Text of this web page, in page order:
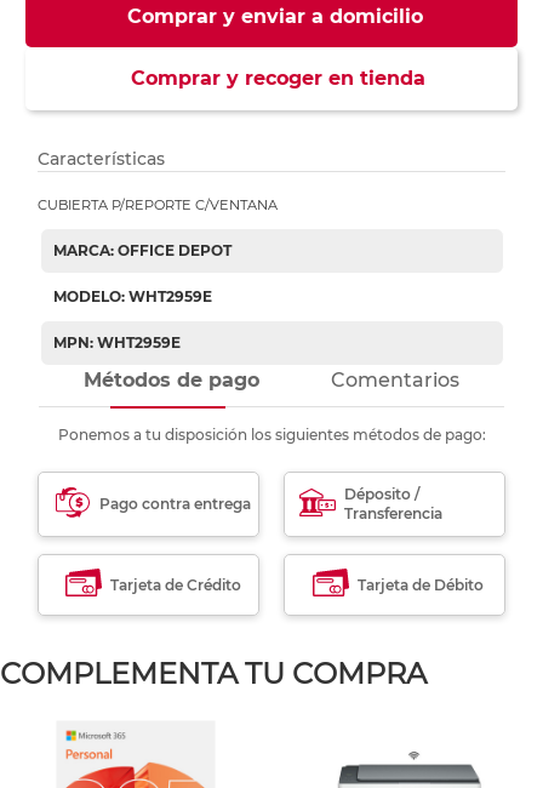
Comprar y enviar a domicilio
Comprar y recoger en tienda
Características
CUBIERTA P/REPORTE C/VENTANA
MARCA: OFFICE DEPOT
MODELO: WHT2959E
MPN: WHT2959E
Métodos de pago Comentarios
Ponemos a tu disposición los siguientes métodos de pago:
Pago contra entrega
Déposito /
Transferencia
Tarjeta de Crédito Tarjeta de Débito
COMPLEMENTA TU COMPRA